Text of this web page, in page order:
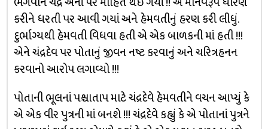
કરીને ધરતી પર આવી ગયાં અને હેમવતીનું હરણ કરી લીધું.
દુર્ભાગ્યથી હેમવતી વિધવા હતી એ એક બાળકની માં હતી !!!
એને ચંદ્રદેવ પર પોતાનું જીવન નષ્ટ કરવાનું અને ચરિત્રહનન
કરવાનો આરોપ લગાવ્યો !!!
પોતાની ભૂલનાં પશ્ચાતાપ માટે ચંદ્રદેવે હેમવતીને વચન આપ્યું કે
એ એક વીર પુત્રની માં બનશે !!! ચંદ્રદેવે કહ્યું કે એ પોતાનાં પુત્રને